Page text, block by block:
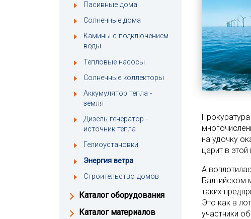
на удочку
царит в
А
Балтийском
таких
Это как в
участники
Пасивные дома
Солнечные дома
Камины с подключением
воды
Тепловые насосы
Солнечные коллекторы
Аккумулятор тепла -
земля
Дизель генератор -
источник тепла
Гелиоустановки
Энергия ветра
Строительство домов
Каталог оборудования
Каталог материалов